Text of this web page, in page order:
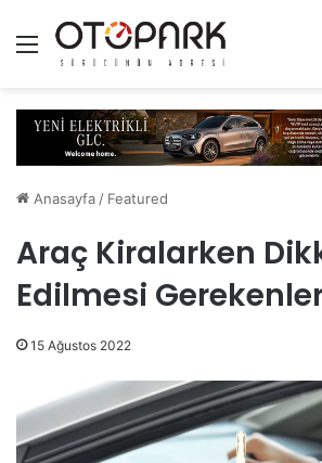
Menü
Anasayfa / Featured
Araç Kiralarken
Edilmesi
15 Ağustos 2022